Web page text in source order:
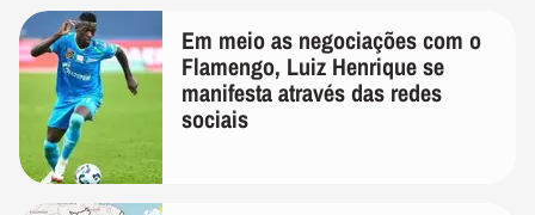
Em meio as negociações com o
Flamengo, Luiz Henrique se
manifesta através das redes
sociais